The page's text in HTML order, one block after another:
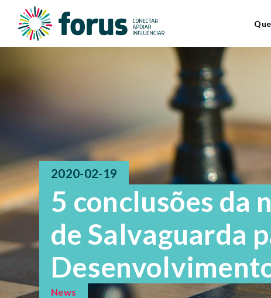
2020-02-19
5 conclusões da
de Salvaguarda
News